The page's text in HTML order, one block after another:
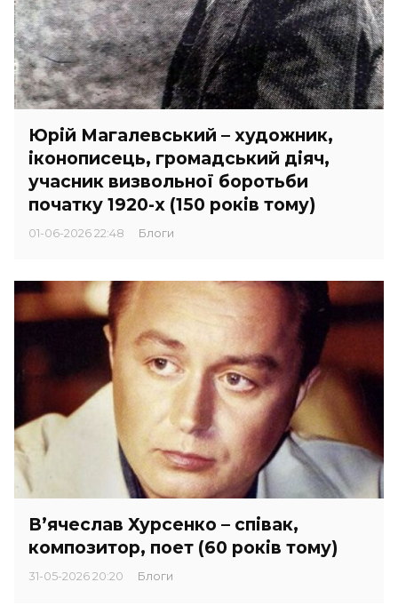
Юрій Магалевський – художник,
іконописець, громадський діяч,
учасник визвольної боротьби
початку 1920-х (150 років тому)
01-06-2026 22:48 Блоги
В’ячеслав Хурсенко – співак,
композитор, поет (60 років тому)
31-05-2026 20:20 Блоги